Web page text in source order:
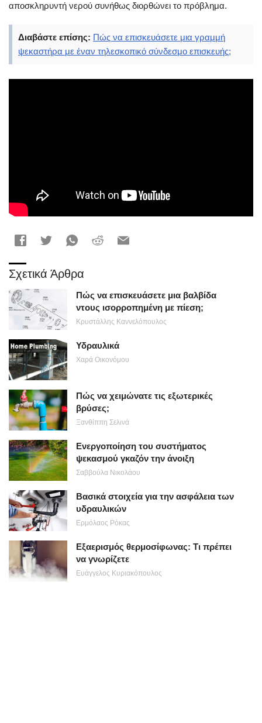
αποσκληρυντή νερού συνήθως διορθώνει το πρόβλημα.
Διαβάστε επίσης: Πώς να επισκευάσετε μια γραμμή
ψεκαστήρα με έναν τηλεσκοπικό σύνδεσμο επισκευής;
Σχετικά Άρθρα
Πώς να επισκευάσετε μια βαλβίδα
ντους ισορροπημένη με πίεση;
Κρυστάλλης Καννελόπουλος
Υδραυλικά
Χαρά Οικονόμου
Πώς να χειμώνατε τις εξωτερικές
βρύσες;
Ξανθίππη Σελινά
Ενεργοποίηση του συστήματος
ψεκασμού γκαζόν την άνοιξη
Σαββούλα Νικολάου
Βασικά στοιχεία για την ασφάλεια των
υδραυλικών
Ερμόλαος Ρόκας
Εξαερισμός θερμοσίφωνας: Τι πρέπει
να γνωρίζετε
Ευάγγελος Κυριακόπουλος